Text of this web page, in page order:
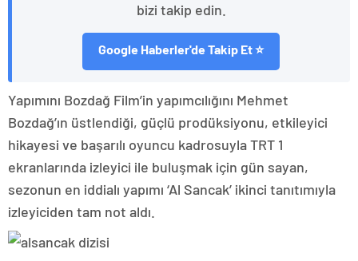
bizi takip edin.
Google Haberler'de Takip Et ⭐
Yapımını Bozdağ Film’in yapımcılığını Mehmet
Bozdağ’ın üstlendiği, güçlü prodüksiyonu, etkileyici
hikayesi ve başarılı oyuncu kadrosuyla TRT 1
ekranlarında izleyici ile buluşmak için gün sayan,
sezonun en iddialı yapımı ‘Al Sancak’ ikinci tanıtımıyla
izleyiciden tam not aldı.